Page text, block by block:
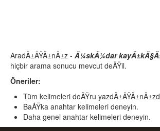
AradÄ±ÄŸÄ±nÄ±z - Ã¼skÃ¼dar
hiçbir arama sonucu mevcut deÄŸil.
Öneriler:
Tüm kelimeleri doÄŸru
BaÅŸka anahtar kelimeleri deneyin.
Daha genel anahtar kelimeleri deneyin.